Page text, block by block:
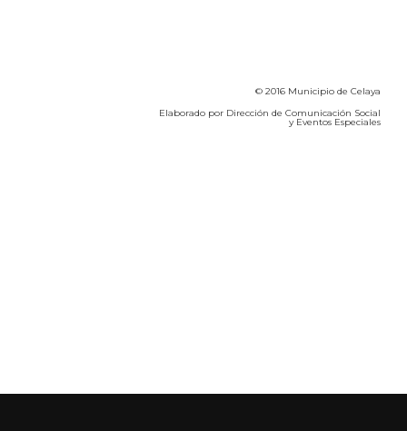
© 2016 Municipio de Celaya
Elaborado por Dirección de Comunicación Social
y Eventos Especiales